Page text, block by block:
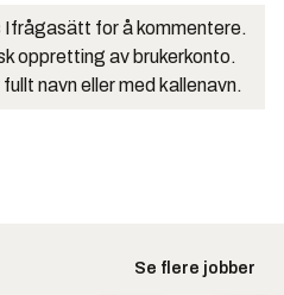
for å kommentere.
oppretting av brukerkonto.
navn eller med kallenavn.
Se flere jobber